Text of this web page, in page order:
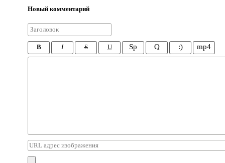
Новый комментарий
B I S U Sp Q :) mp4